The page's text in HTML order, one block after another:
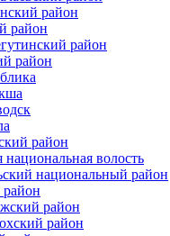
район
район
район
район
район
национальная волость
национальный район
район
район